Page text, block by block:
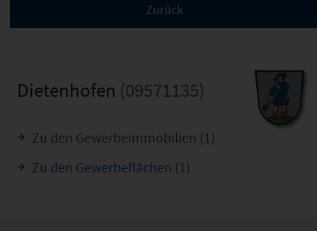
Dietenhofen (09571135)
Zu den Gewerbeimmobilien (1)
Zu den Gewerbeflächen (1)